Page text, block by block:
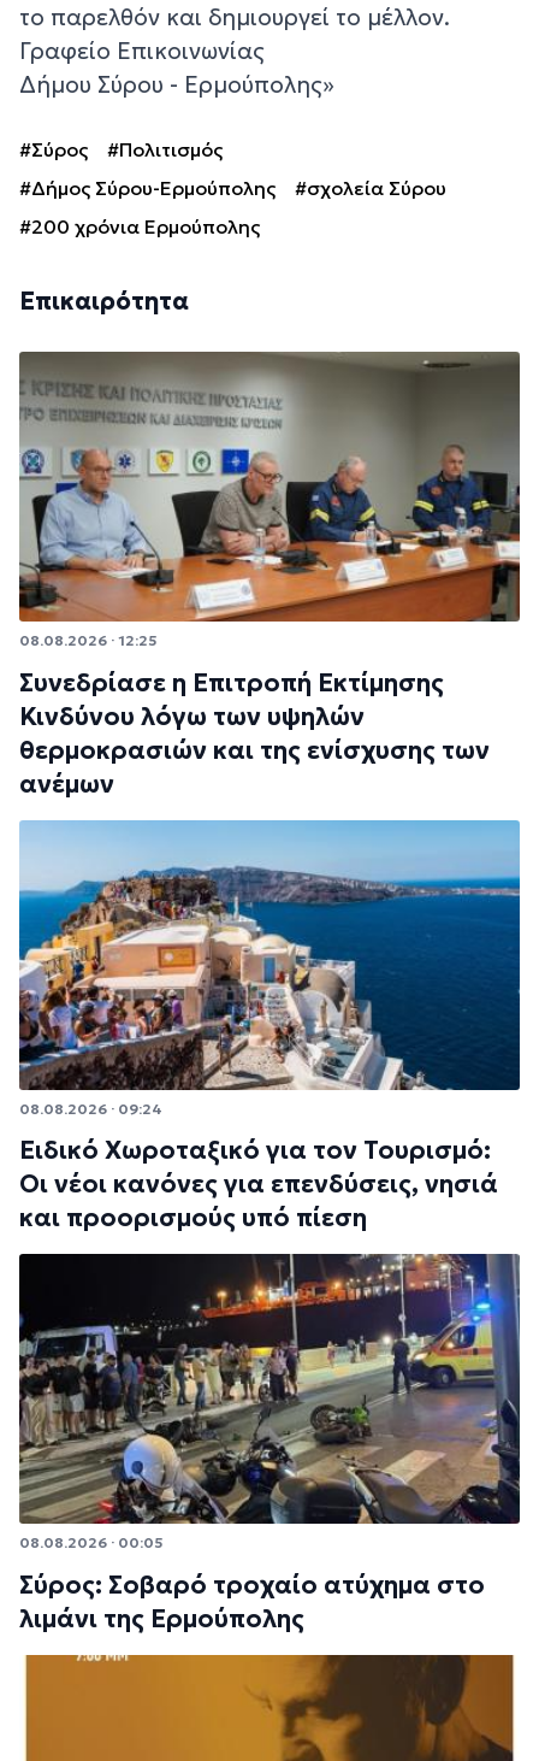
το παρελθόν και δημιουργεί το μέλλον.
Γραφείο Επικοινωνίας
Δήμου Σύρου - Ερμούπολης»
#Σύρος
#Πολιτισμός
#Δήμος Σύρου-Ερμούπολης
#σχολεία Σύρου
#200 χρόνια Ερμούπολης
Επικαιρότητα
08.08.2026 · 12:25
Συνεδρίασε η Επιτροπή Εκτίμησης
Κινδύνου λόγω των υψηλών
θερμοκρασιών και της ενίσχυσης των
ανέμων
08.08.2026 · 09:24
Ειδικό Χωροταξικό για τον Τουρισμό:
Οι νέοι κανόνες για επενδύσεις, νησιά
και προορισμούς υπό πίεση
08.08.2026 · 00:05
Σύρος: Σοβαρό τροχαίο ατύχημα στο
λιμάνι της Ερμούπολης